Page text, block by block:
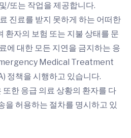
/또는 작업을 제공합니다.
진료를 받지 못하게 하는 어떠한
환자의 보험 또는 지불 상태를 문
에 대한 모든 지연을 금지하는 응
Medical Treatment
정책을 시행하고 있습니다.
한 응급 의료 상황의 환자를 다
을 허용하는 절차를 명시하고 있